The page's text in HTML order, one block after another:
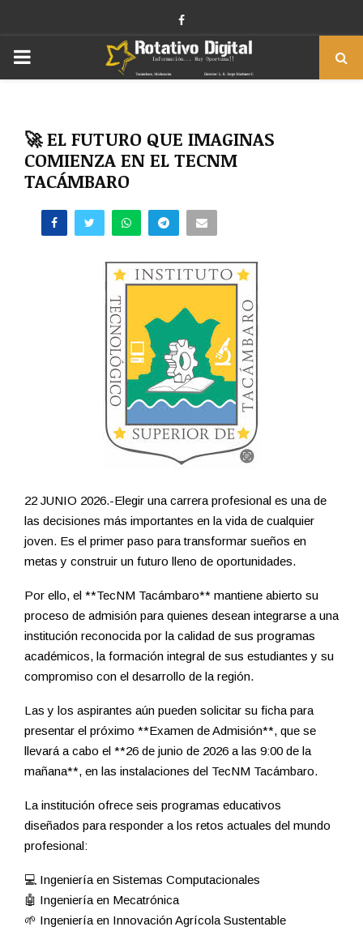
Facebook
PRIMARY
🚀 EL FUTURO QUE IMAGINAS
COMIENZA EN EL TECNM
TACÁMBARO
22 JUNIO 2026.-Elegir una carrera profesional es una de
las decisiones más importantes en la vida de cualquier
joven. Es el primer paso para transformar sueños en
metas y construir un futuro lleno de oportunidades.
Por ello, el **TecNM Tacámbaro** mantiene abierto su
proceso de admisión para quienes desean integrarse a una
institución reconocida por la calidad de sus programas
académicos, la formación integral de sus estudiantes y su
compromiso con el desarrollo de la región.
Las y los aspirantes aún pueden solicitar su ficha para
presentar el próximo **Examen de Admisión**, que se
llevará a cabo el **26 de junio de 2026 a las 9:00 de la
mañana**, en las instalaciones del TecNM Tacámbaro.
La institución ofrece seis programas educativos
diseñados para responder a los retos actuales del mundo
profesional:
💻 Ingeniería en Sistemas Computacionales
🤖 Ingeniería en Mecatrónica
🌱 Ingeniería en Innovación Agrícola Sustentable